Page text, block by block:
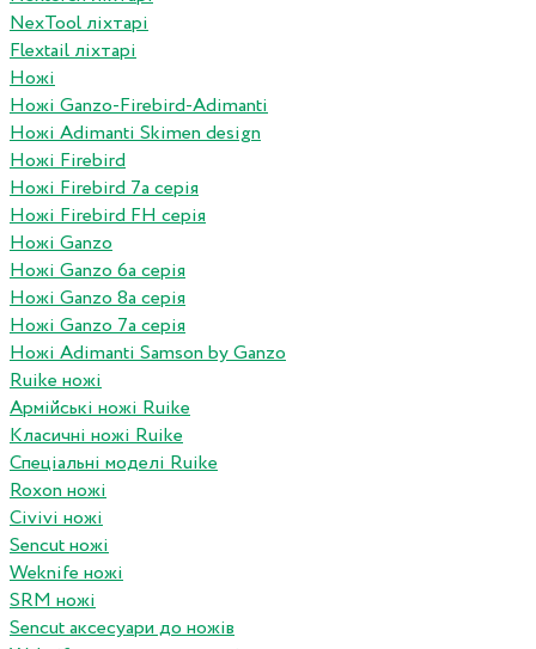
NexTool ліхтарі
Flextail ліхтарі
Ножі
Ножі Ganzo-Firebird-Adimanti
Ножі Adimanti Skimen design
Ножі Firebird
Ножі Firebird 7а серія
Ножі Firebird FH серія
Ножі Ganzo
Ножі Ganzo 6а серія
Ножі Ganzo 8а серія
Ножі Ganzo 7а серія
Ножі Adimanti Samson by Ganzo
Ruike ножі
Армійські ножі Ruike
Класичні ножі Ruike
Спеціальні моделі Ruike
Roxon ножi
Civivi ножі
Sencut ножі
Weknife ножі
SRM ножі
Sencut аксесуари до ножів